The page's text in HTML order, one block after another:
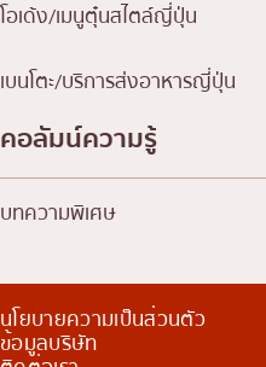
โอเด้ง/เมนูตุ๋นสไตล์ญี่ปุ่น
เบนโตะ/บริการส่งอาหารญี่ปุ่น
คอลัมน์ความรู้
บทความพิเศษ
นโยบายความเป็นส่วนตัว
ข้อมูลบริษัท